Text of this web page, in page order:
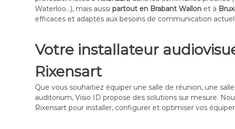
o
n
C
o
n
Waterloo…), mais aussi partout en Brabant Wallon et à
efficaces et adaptés aux besoins de communication
Votre installateur
Rixensart
Que vous souhaitiez équiper une salle de réunion, une
auditorium, Visio ID propose des solutions sur mesure.
Rixensart pour installer, configurer et optimiser vos